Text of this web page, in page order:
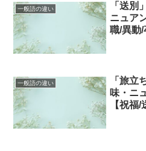
一般語の違い
「送別
ニュア
職/異動/
一般語の違い
「旅立
味・ニ
【祝福/